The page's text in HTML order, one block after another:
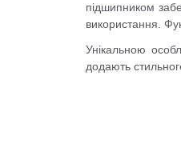
підшипником
використання.
Унікальною
додають